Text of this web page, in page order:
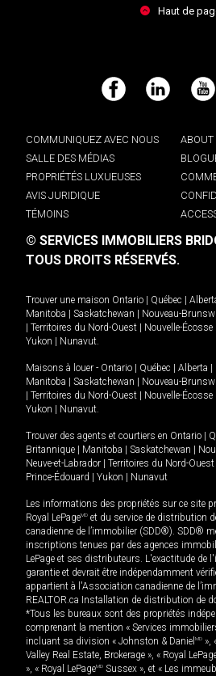
Haut de
Facebook LinkedIn
COMMUNIQUEZ AVEC NOUS
ABOUT
SALLE DES MÉDIAS
PROPRIÉTÉS LUXUEUSES
AVIS JURIDIQUE
TÉMOINS
© SERVICES IMMOBILIERS
TOUS DROITS RÉSERVÉS.
Trouver une maison Ontario Québec
Manitoba
Saskatchewan Nouveau-
Territoires du Nord-Ouest Nouvelle-Écosse
Yukon
Nunavut.
Maisons à louer - Ontario Québec Alberta
Manitoba
Saskatchewan Nouveau-
Territoires du Nord-Ouest Nouvelle-Écosse
Yukon
Nunavut.
Trouver des agents et courtiers en Ontario
Britannique
Manitoba Saskatchewan
Neuve-et-Labrador
Territoires du Nord-Ouest
Prince-Édouard
Yukon Nunavut
Les informations des propriétés sur ce site
Royal LePageMD et du service de distribution
canadienne de l’immobilier (SDD®). SDD®
inscriptions tenues par des agences
LePage et ses distributeurs. L'exactitude de
garantie et devrait être indépendamment
appartient à l'Association canadienne de
REALTOR.ca Installation de distribution de
*Tous les bureaux sont des propriétés
comprenant la mention « Services
incluant sa division « Johnston & Daniel MD »,
Valley Real Estate, Brokerage », « Royal
», « Royal LePageMD Sussex », et « Les